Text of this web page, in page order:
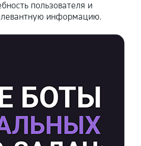
пользователя и
информацию.